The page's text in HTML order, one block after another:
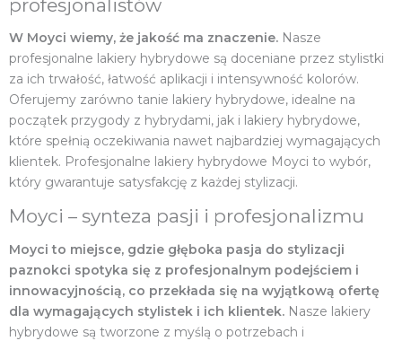
profesjonalistów
W Moyci wiemy, że jakość ma znaczenie. Nasze
profesjonalne lakiery hybrydowe są doceniane przez stylistki
za ich trwałość, łatwość aplikacji i intensywność kolorów.
Oferujemy zarówno tanie lakiery hybrydowe, idealne na
początek przygody z hybrydami, jak i lakiery hybrydowe,
które spełnią oczekiwania nawet najbardziej wymagających
klientek. Profesjonalne lakiery hybrydowe Moyci to wybór,
który gwarantuje satysfakcję z każdej stylizacji.
Moyci – synteza pasji i profesjonalizmu
Moyci to miejsce, gdzie głęboka pasja do stylizacji
paznokci spotyka się z profesjonalnym podejściem i
innowacyjnością, co przekłada się na wyjątkową ofertę
dla wymagających stylistek i ich klientek. Nasze lakiery
hybrydowe są tworzone z myślą o potrzebach i